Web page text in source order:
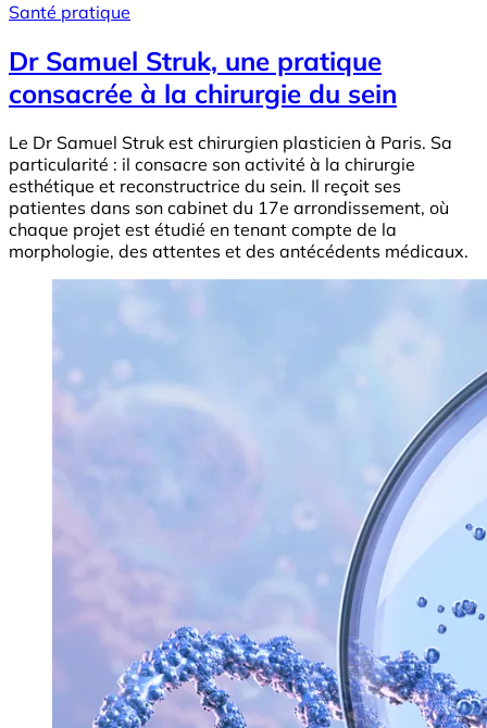
Santé pratique
Dr Samuel Struk, une pratique
consacrée à la chirurgie du sein
Le Dr Samuel Struk est chirurgien plasticien à Paris. Sa
particularité : il consacre son activité à la chirurgie
esthétique et reconstructrice du sein. Il reçoit ses
patientes dans son cabinet du 17e arrondissement, où
chaque projet est étudié en tenant compte de la
morphologie, des attentes et des antécédents médicaux.